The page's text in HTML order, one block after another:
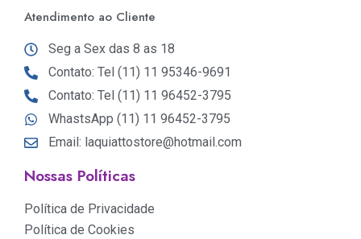
Atendimento ao Cliente
Seg a Sex das 8 as 18
Contato: Tel (11) 11 95346-9691
Contato: Tel (11) 11 96452-3795
WhastsApp (11) 11 96452-3795
Email: laquiattostore@hotmail.com
Nossas Políticas
Política de Privacidade
Política de Cookies